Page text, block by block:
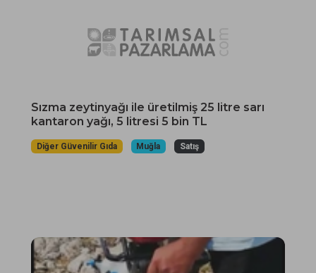
Sızma zeytinyağı ile üretilmiş 25 litre sarı
kantaron yağı, 5 litresi 5 bin TL
Diğer Güvenilir Gıda Muğla Satış